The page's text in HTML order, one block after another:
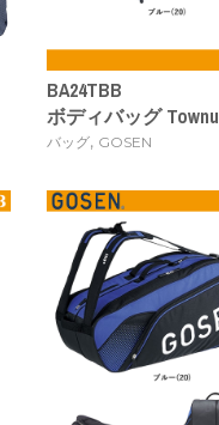
BA24TBB
ボディバッグ
バッグ, GOSEN